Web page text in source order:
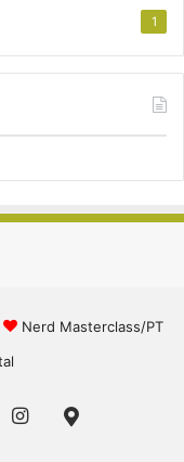
1
Nerd Masterclass/PT
Instagram